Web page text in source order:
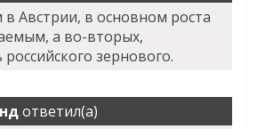
Австрии, в основном роста
а во-вторых,
российского зернового.
ответил(а)